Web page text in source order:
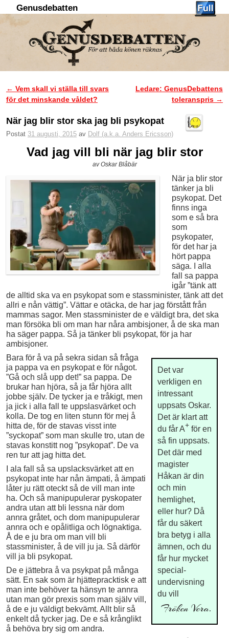
Genusdebatten
Inläggsnavigering
← Vem skall vi ställa till svars
för det minskande våldet?
Ledare: GenusDebattens
toleranspris →
När jag blir stor ska jag bli psykopat
Postat 31 augusti, 2015 av Dolf (a.k.a. Anders Ericsson)
Vad jag vill bli när jag blir stor
av Oskar Blåbär
När ja blir stor
tänker ja bli
psykopat. Det
finns inga
som e så bra
som
psykopater,
för det har ja
hört pappa
säga. I alla
fall sa pappa
igår ”tänk att
de alltid ska va en psykopat som e stassminister, tänk att det
allri e nån vättig”. Vättar e otäcka, de har jag förstått från
mammas sagor. Men stassminister de e väldigt bra, det ska
man försöka bli om man har nåra ambisjoner, å de ska man
ha säger pappa. Så ja tänker bli psykopat, för ja har
ambisjoner.
Det var
verkligen en
intressant
uppsats Oskar.
Det är klart att
du får A+ för en
så fin uppsats.
Det där med
magister
Håkan är din
och min
hemlighet,
eller hur? Då
får du säkert
bra betyg i alla
ämnen, och du
får hur mycket
special­
undervisning
du vill
Fröken Vera.
Bara för å va på sekra sidan så fråga
ja pappa va en psykopat e för något.
”Gå och slå upp det!” sa pappa. De
brukar han hjöra, så ja får hjöra allt
jobbe själv. De tycker ja e tråkigt, men
ja jick i alla fall te uppslasvärket och
kolla. De tog en liten stunn för mej å
hitta de, för de stavas visst inte
”syckopat” som man skulle tro, utan de
stavas konstitt nog ”psykopat”. De va
ren tur att jag hitta det.
I ala fall så sa upslacksvärket att en
psykopat inte har nån ämpati, å ämpati
låter ju rätt oteckt så de vill man inte
ha. Och så manipupulerar pyskopater
andra utan att bli lessna när dom
annra gråtet, och dom manipupulerar
annra och e opålitliga och lögnaktiga.
Å de e ju bra om man vill bli
stassminister, å de vill ju ja. Så därför
vill ja bli psykopat.
De e jättebra å va psykpat på många
sätt. En sak som är hjättepracktisk e att
man inte behöver ta hänsyn te annra
utan man gör prexis som man själv vill,
å de e ju väldigt bekvämt. Allt blir så
enkelt då tycker jag. De e så krånglikt
å behöva bry sig om andra.